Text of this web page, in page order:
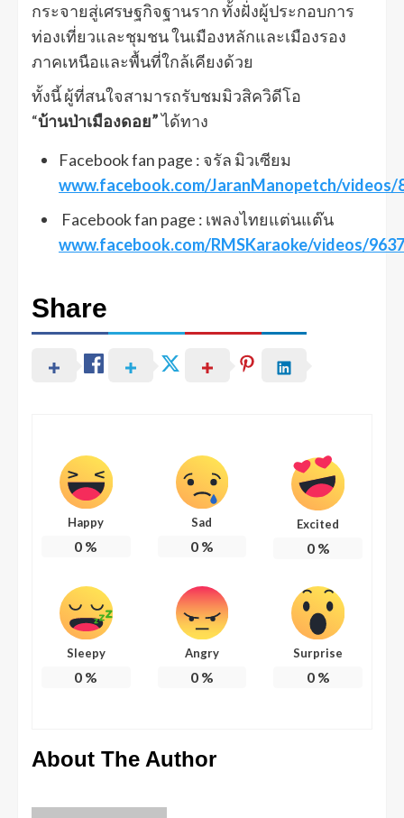
กระจายสู่เศรษฐกิจฐานราก ทั้งฝั่งผู้ประกอบการ
ท่องเที่ยวและชุมชน ในเมืองหลักและเมืองรอง
ภาคเหนือและพื้นที่ใกล้เคียงด้วย
ทั้งนี้ ผู้ที่สนใจสามารถรับชมมิวสิควิดีโอ
“บ้านป่าเมืองดอย”ได้ทาง
Facebook fan page : จรัล มิวเซียม
www.facebook.com/JaranManopetch/videos/
Facebook fan page : เพลงไทยแต่นแต๊น
www.facebook.com/RMSKaraoke/videos/
Share
Happy
0 %
Sad
0%
Excited
0%
Sleepy
0 %
Angry
0%
Surprise
0%
About The Author